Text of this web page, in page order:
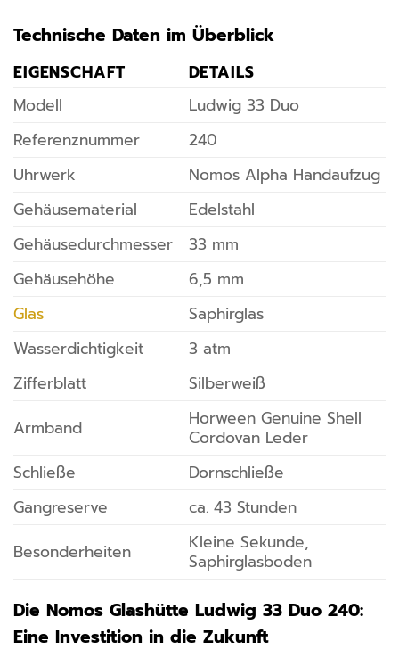
Technische Daten im Überblick
EIGENSCHAFT
DETAILS
Modell
Ludwig 33 Duo
Referenznummer
240
Uhrwerk
Nomos Alpha Handaufzug
Gehäusematerial
Edelstahl
Gehäusedurchmesser
33 mm
Gehäusehöhe
6,5 mm
Glas
Saphirglas
Wasserdichtigkeit
3 atm
Zifferblatt
Silberweiß
Armband
Horween Genuine Shell
Cordovan Leder
Schließe
Dornschließe
Gangreserve
ca. 43 Stunden
Besonderheiten
Kleine Sekunde,
Saphirglasboden
Die Nomos Glashütte Ludwig 33 Duo 240:
Eine Investition in die Zukunft